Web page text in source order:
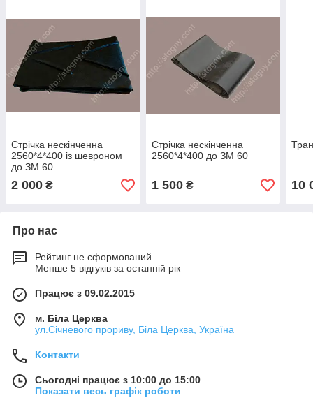
Стрічка нескінченна
2560*4*400 із шевроном
до ЗМ 60
2 000 ₴
Стрічка нескінченна
2560*4*400 до ЗМ 60
1 500₴ 10
Про нас
Рейтинг не сформований
Менше 5 відгуків за останній рік
Працює з 09.02.2015
м. Біла Церква
ул.Січневого прориву, Біла Церква, Україна
Контакти
Сьогодні працює з 10:00 до 15:00
Показати весь графік роботи